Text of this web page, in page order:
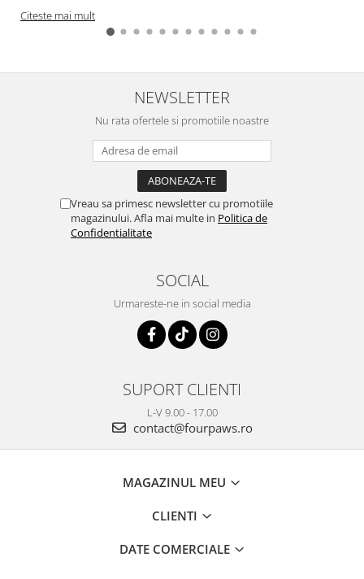
Citeste mai mult
NEWSLETTER
Nu rata ofertele si promotiile noastre
Vreau sa primesc newsletter cu promotiile
magazinului. Afla mai multe in Politica de
Confidentialitate
SOCIAL
Urmareste-ne in social media
SUPORT CLIENTI
L-V 9.00 - 17.00
contact@fourpaws.ro
MAGAZINUL MEU
CLIENTI
DATE COMERCIALE